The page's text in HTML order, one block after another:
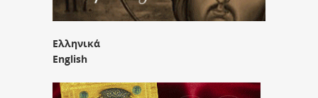
Ελληνικά
English